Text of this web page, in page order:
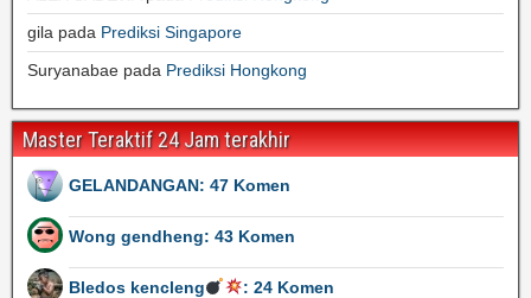
gila pada Prediksi Singapore
Suryanabae pada Prediksi Hongkong
Master Teraktif 24 Jam terakhir
GELANDANGAN: 47 Komen
Wong gendheng: 43 Komen
Bledos kencleng : 24 Komen